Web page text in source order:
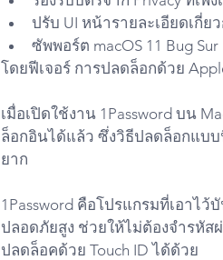
ปรับ UI หน้ารายละเอียดเกี่ย
ซัพพอร์ต macOS 11 Bug Sur
โดยฟีเจอร์ การปลดล็อกด้วย
เมื่อเปิดใช้งาน 1Password บน
ล็อกอินได้แล้ว ซึ่งวิธีปลดล็อกแบบ
ยาก
1Password คือโปรแกรมที่เอา
ปลอดภัยสูง ช่วยให้ไม่ต้องจำรหัส
ปลดล็อคด้วย Touch ID ได้ด้วย